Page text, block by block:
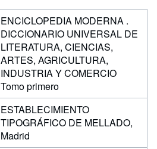
ENCICLOPEDIA MODERNA .
DICCIONARIO UNIVERSAL DE
LITERATURA, CIENCIAS,
ARTES, AGRICULTURA,
INDUSTRIA Y COMERCIO
Tomo primero
ESTABLECIMIENTO
TIPOGRÁFICO DE MELLADO,
Madrid